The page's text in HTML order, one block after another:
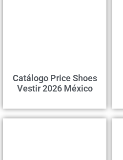
Catálogo Price Shoes
Vestir 2026 México